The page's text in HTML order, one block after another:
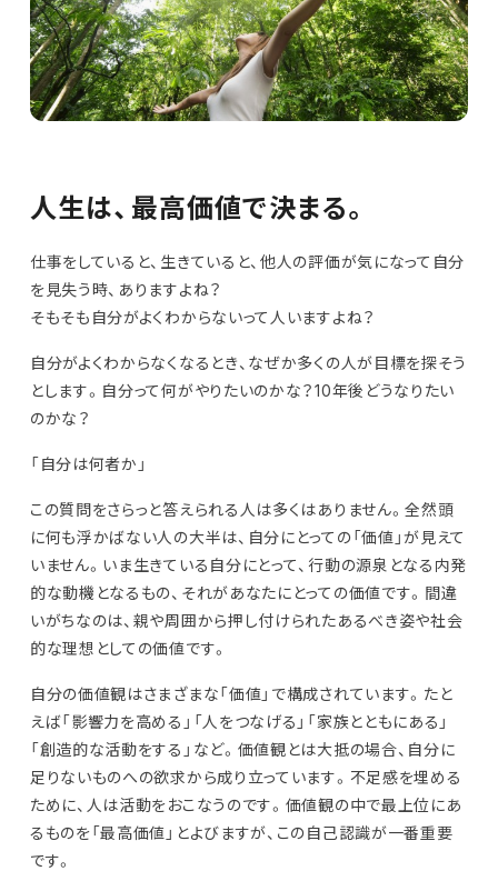
人生は、最高価値で決まる。
仕事をしていると、生きていると、他人の評価が気になって自分
を見失う時、ありますよね？
そもそも自分がよくわからないって人いますよね？
自分がよくわからなくなるとき、なぜか多くの人が目標を探そう
とします。自分って何がやりたいのかな？10年後どうなりたい
のかな？
「自分は何者か」
この質問をさらっと答えられる人は多くはありません。全然頭
に何も浮かばない人の大半は、自分にとっての「価値」が見えて
いません。いま生きている自分にとって、行動の源泉となる内発
的な動機となるもの、それがあなたにとっての価値です。間違
いがちなのは、親や周囲から押し付けられたあるべき姿や社会
的な理想としての価値です。
自分の価値観はさまざまな「価値」で構成されています。たと
えば「影響力を高める」「人をつなげる」「家族とともにある」
「創造的な活動をする」など。価値観とは大抵の場合、自分に
足りないものへの欲求から成り立っています。不足感を埋める
ために、人は活動をおこなうのです。価値観の中で最上位にあ
るものを「最高価値」とよびますが、この自己認識が一番重要
です。